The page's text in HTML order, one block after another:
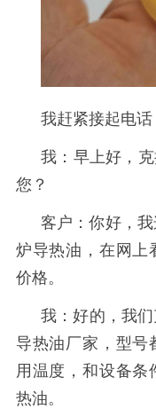
我赶紧接起电话
我：早上好，
您？
客户：你好，
炉导热油，在网上
价格。
我：好的，我
导热油厂家，型号
用温度，和设备条
热油。